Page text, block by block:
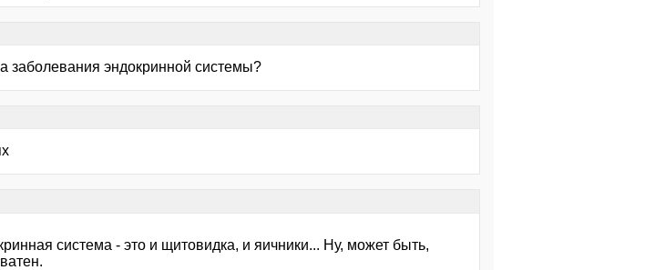
заболевания эндокринной системы?
система - это и щитовидка, и яичники... Ну, может быть,